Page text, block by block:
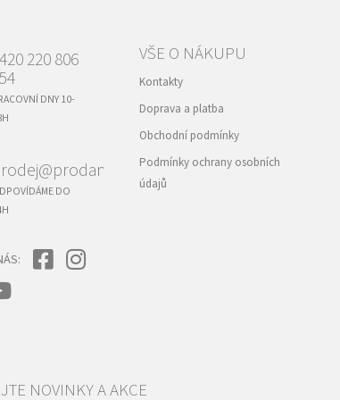
220 806
DNY 10-
DO
VŠE O NÁKUPU
Kontakty
Doprava a platba
Obchodní podmínky
Podmínky ochrany osobních
údajů